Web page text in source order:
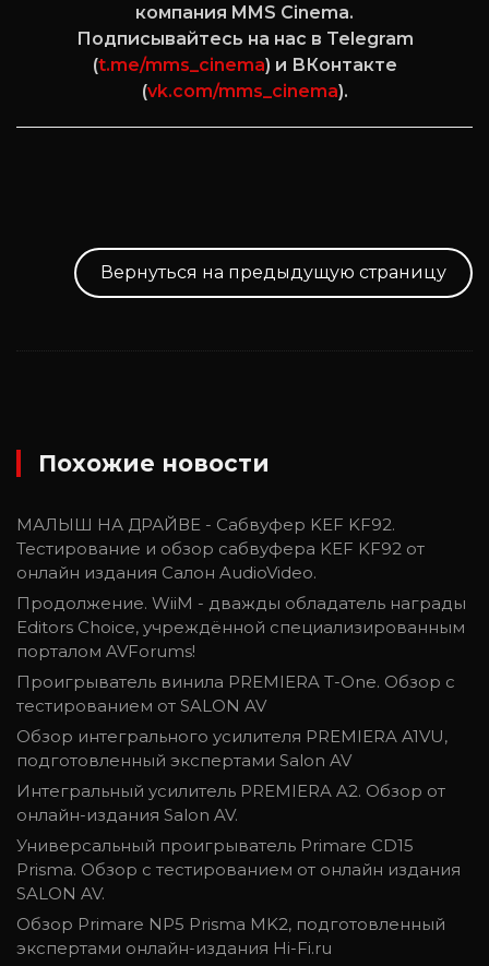
компания MMS Cinema.
Подписывайтесь на нас в Telegram
(t.me/mms_cinema) и ВКонтакте
(vk.com/mms_cinema).
Вернуться на предыдущую страницу
Похожие новости
МАЛЫШ НА ДРАЙВЕ - Сабвуфер KEF KF92.
Тестирование и обзор сабвуфера KEF KF92 от
онлайн издания Салон AudioVideo.
Продолжение. WiiM - дважды обладатель награды
Editors Choice, учреждённой специализированным
порталом AVForums!
Проигрыватель винила PREMIERA T-One. Обзор с
тестированием от SALON AV
Обзор интегрального усилителя PREMIERA A1VU,
подготовленный экспертами Salon AV
Интегральный усилитель PREMIERA A2. Обзор от
онлайн-издания Salon AV.
Универсальный проигрыватель Primare CD15
Prisma. Обзор с тестированием от онлайн издания
SALON AV.
Обзор Primare NP5 Prisma MK2, подготовленный
экспертами онлайн-издания Hi-Fi.ru